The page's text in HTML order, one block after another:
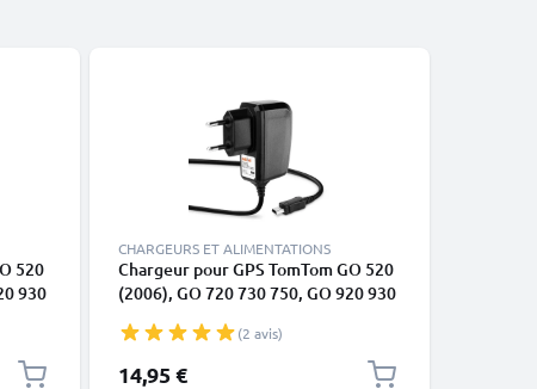
520
930
de
CHARGEURS ET ALIMENTATIONS
Chargeur pour GPS TomTom GO 520
(2006), GO 720 730 750, GO 920 930
Alimentation 2A / 2000mA, Câble de
Charge rapide 1,2m
(2 avis)
14,95 €